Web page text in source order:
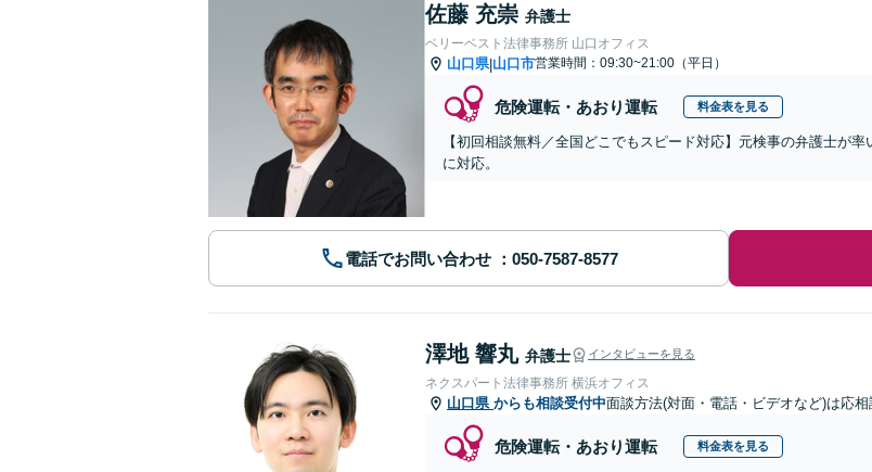
佐藤 充崇 弁護士
ベリーベスト法律事務所 山口オフィス
山口県|山口市営業時間：09:30~21:00（平日）
危険運転・あおり運転 料金表を見る
【初回相談無料／全国どこでもスピード対応】元検事の弁護士が
に対応。
電話でお問い合わせ
澤地 響丸 弁護士 インタビューを見る
ネクスパート法律事務所 横浜オフィス
山口県 からも相談受付中面談方法(対面・電話・ビデオなど)は応相
危険運転・あおり運転 料金表を見る